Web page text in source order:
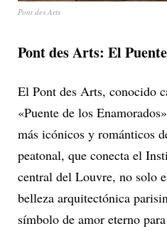
Pont des Arts
Pont des Arts: El
El Pont des Arts, conocido
«Puente de los
más icónicos y románticos
peatonal, que conecta el
central del Louvre, no solo
belleza arquitectónica
símbolo de amor eterno